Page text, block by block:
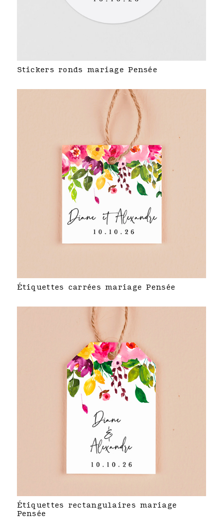
Stickers ronds mariage Pensée
Étiquettes carrées mariage Pensée
Étiquettes rectangulaires mariage
Pensée